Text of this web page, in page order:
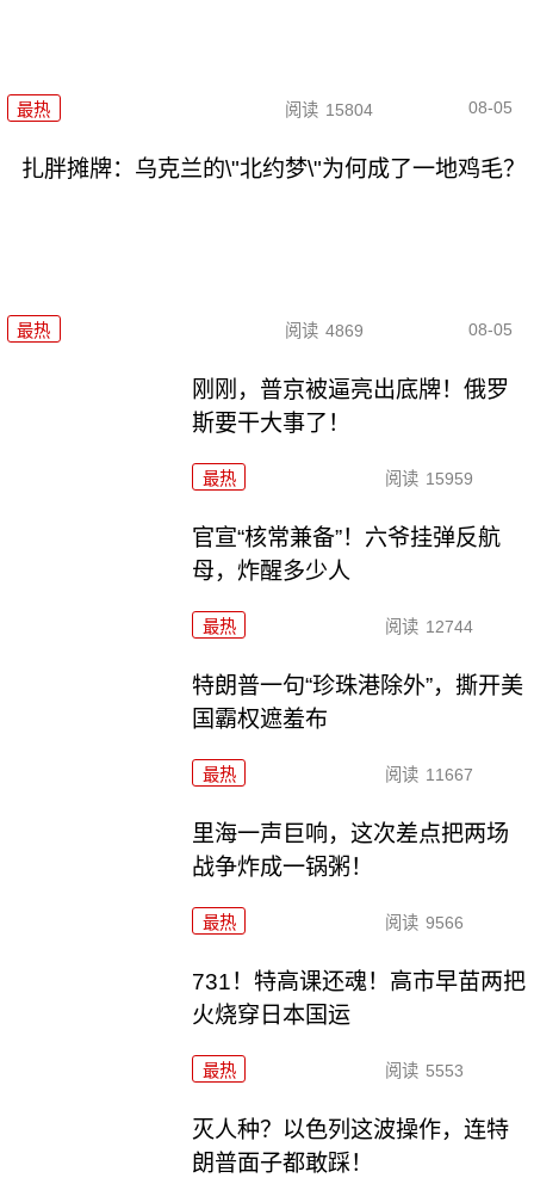
最热 阅读 15804 08-05
扎胖摊牌：乌克兰的\"北约梦\"为何成了一地鸡毛？
最热 阅读 4869 08-05
刚刚，普京被逼亮出底牌！俄罗
斯要干大事了！
最热 阅读 15959
官宣“核常兼备”！六爷挂弹反航
母，炸醒多少人
最热 阅读 12744
特朗普一句“珍珠港除外”，撕开美
国霸权遮羞布
最热 阅读 11667
里海一声巨响，这次差点把两场
战争炸成一锅粥！
最热 阅读 9566
731！特高课还魂！高市早苗两把
火烧穿日本国运
最热 阅读 5553
灭人种？以色列这波操作，连特
朗普面子都敢踩！